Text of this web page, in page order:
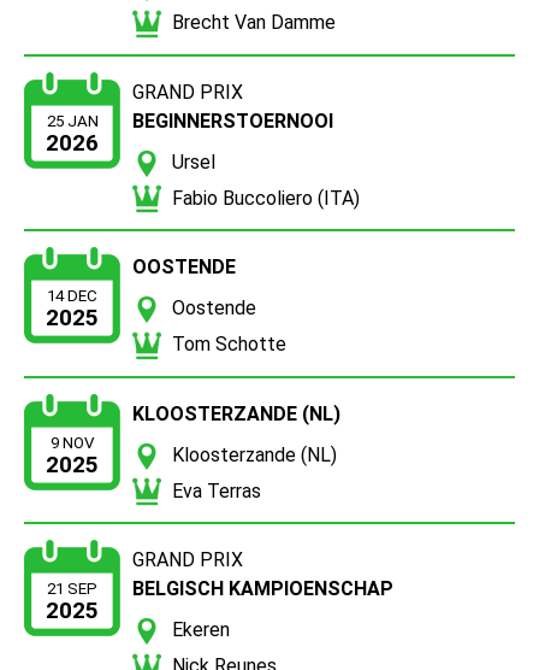
Brecht Van Damme
25 JAN
2026
GRAND PRIX
BEGINNERSTOERNOOI
Ursel
Fabio Buccoliero (ITA)
14 DEC
2025
OOSTENDE
Oostende
Tom Schotte
9 NOV
2025
KLOOSTERZANDE (NL)
Kloosterzande (NL)
Eva Terras
21 SEP
2025
GRAND PRIX
BELGISCH KAMPIOENSCHAP
Ekeren